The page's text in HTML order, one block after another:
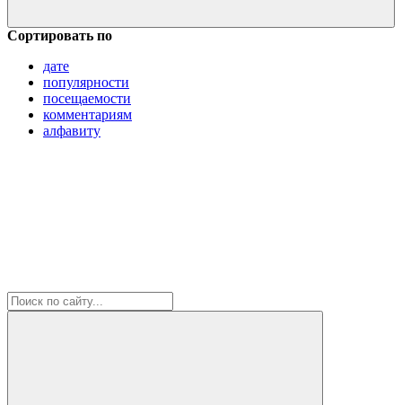
Сортировать по
дате
популярности
посещаемости
комментариям
алфавиту